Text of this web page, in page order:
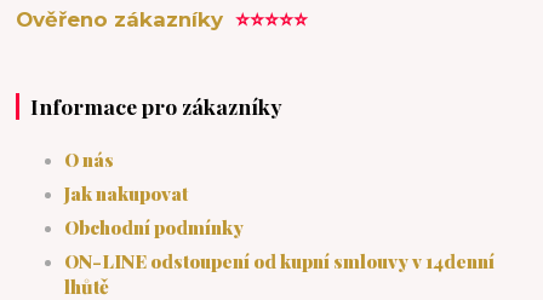
Ověřeno zákazníky⭐⭐⭐⭐⭐
Informace pro zákazníky
O nás
Jak nakupovat
Obchodní podmínky
ON-LINE odstoupení od kupní smlouvy v 14denní
lhůtě